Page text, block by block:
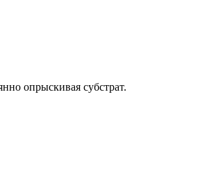
опрыскивая субстрат.